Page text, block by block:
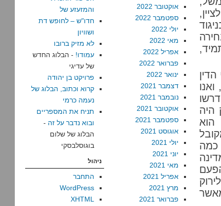
הדין
1978. הנימוק היה
הוא
כמה
המדינה
היתה הפעם
אוקטובר 2022
ספטמבר 2022
יולי 2022
מאי 2022
אפריל 2022
פברואר 2022
ינואר 2022
דצמבר 2021
נובמבר 2021
אוקטובר 2021
ספטמבר 2021
אוגוסט 2021
יולי 2021
יוני 2021
מאי 2021
אפריל 2021
מרץ 2021
פברואר 2021
והמזעזע של
חדו"ש – לחופש דת
ושוויון
לא מזיק ברובו
עמודו! - הבלוג החדש
של עדיגי
פרויקט בן יהודה
קרוא וכתוב, הבלוג של
נעמה כרמי
תניח את המספריים
ובוא נדבר על זה -
הבלוג של שלום
בוגוסלבסקי
ניהול
התחבר
WordPress
XHTML